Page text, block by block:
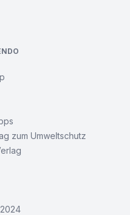
zum Umweltschutz